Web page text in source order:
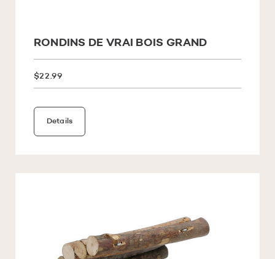
RONDINS DE VRAI BOIS GRAND
$22.99
Details